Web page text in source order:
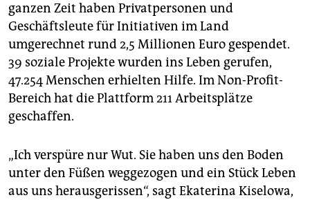
ganzen Zeit haben Privatpersonen und
Geschäftsleute für Initiativen im Land
umgerechnet rund 2,5 Millionen Euro gespendet.
39 soziale Projekte wurden ins Leben gerufen,
47.254 Menschen erhielten Hilfe. Im Non-Profit-
Bereich hat die Plattform 211 Arbeitsplätze
geschaffen.
„Ich verspüre nur Wut. Sie haben uns den Boden
unter den Füßen weggezogen und ein Stück Leben
aus uns herausgerissen“, sagt Ekaterina Kiselowa,